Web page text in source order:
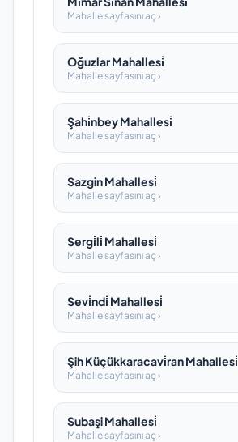
Mahalle sayfasını aç ›
Oğuzlar Mahallesi̇
Mahalle sayfasını aç ›
Şahi̇nbey Mahallesi̇
Mahalle sayfasını aç ›
Sazgin Mahallesi̇
Mahalle sayfasını aç ›
Sergi̇li̇ Mahallesi̇
Mahalle sayfasını aç ›
Sevi̇ndi̇ Mahallesi̇
Mahalle sayfasını aç ›
Şih Küçükkaracavi̇ran Mahallesi̇
Mahalle sayfasını aç ›
Subaşi Mahallesi̇
Mahalle sayfasını aç ›